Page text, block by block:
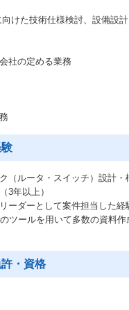
けた技術仕様検討、設備設計
社の定める業務
（ルータ・スイッチ）設計
3年以上）
ーダーとして案件担当した経
ツールを用いて多数の資料
・資格